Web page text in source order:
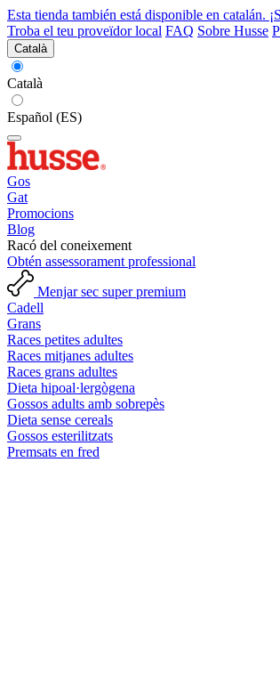
Esta tienda también está disponible en catalán.
Troba el teu proveïdor local FAQ Sobre Husse
Català
Català
Español (ES)
Gos
Gat
Promocions
Blog
Racó del coneixement
Obtén assessorament professional
Menjar sec super premium
Cadell
Grans
Races petites adultes
Races mitjanes adultes
Races grans adultes
Dieta hipoal·lergògena
Gossos adults amb sobrepès
Dieta sense cereals
Gossos esterilitzats
Premsats en fred